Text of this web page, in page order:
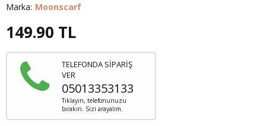
Marka: Moonscarf
149.90 TL
TELEFONDA SİPARİŞ
VER
05013353133
Tıklayın, telefonunuzu
bırakın. Sizi arayalım.